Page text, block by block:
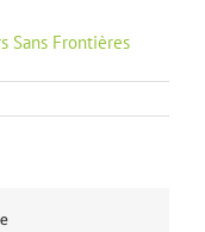
Sans Frontières